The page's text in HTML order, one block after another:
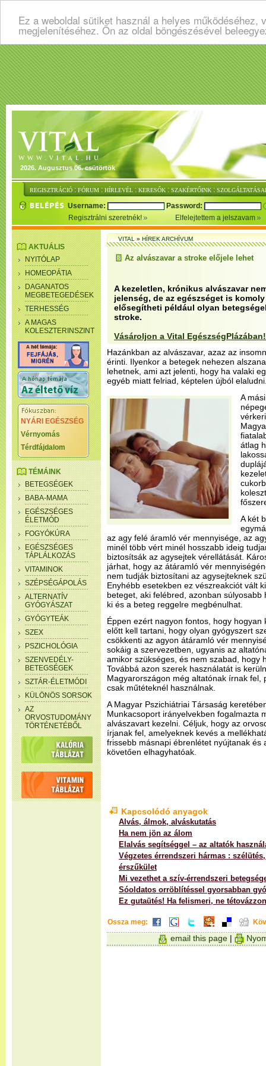
Ez a weboldal sütiket használ a helyes
megjelenítéséhez. Ön az oldal böngészésével
2026. Augusztus 06. csütörtök
REGISZTRÁCIÓ : FÓRUM : HÍRLEVÉL : KERESŐK : SZAKÉRTŐINK :
Username:
Password:
Regisztrálni szeretnék!
Elfelejtettem a jelszavam
AKTUÁLIS
NYITÓLAP
HOMEOPÁTIA
DAGANATOS
MEGBETEGEDÉSEK
TERHESSÉG
A MAGAS
KOLESZTERINSZINT
NYÁRI EGÉSZSÉG
Vérnyomás
Térdfájdalom
TÉMÁINK
BETEGSÉGEK
BABA-MAMA
EGÉSZSÉGES
ÉLETMÓD
FOGYÓKÚRA
EGÉSZSÉGES
TÁPLÁLKOZÁS
VITAMINOK
SZÉPSÉGÁPOLÁS
ALTERNATÍV
GYÓGYÁSZAT
GYÓGYTEÁK
SZEX
PSZICHOLÓGIA
SZENVEDÉLY-
BETEGSÉGEK
SZTÁR-ÉLETMÓDI
KÜLÖNÖS SORSOK
AZ
ORVOSTUDOMÁNY
TÖRTÉNETÉBŐL
VITAL»HÍREK ARCHÍVUM
Az alvászavar a stroke előjele lehet
A kezeletlen, krónikus alvászavar
jelenség, de az egészséget is
elősegítheti például olyan
stroke.
Vásároljon a Vital EgészségPlázában!
Hazánkban az alvászavar, azaz az
érinti. Ilyenkor a betegek nehezen
lehetnek, ami azt jelenti, hogy ha valaki
egyéb miatt felriad, képtelen újból
A
átlag
A két
az agy felé áramló vér mennyisége, az
minél több vért minél hosszabb ideig
biztosítsák az agysejtek vérellátását.
járhat, hogy az átáramló vér
nem tudják biztosítani az agysejteknek
Enyhébb esetekben ez vészreakciót vált
beteget, aki felébred, azonban
ki és a beteg reggelre megbénulhat.
Éppen ezért nagyon fontos, hogy hogyan
előtt kell tartani, hogy olyan gyógyszert
csökkenti az agyon átáramló vér
sokáig a szervezetben, ugyanis az
amikor szükséges, és nem szabad, hogy
Továbbá azon szerek használatát is
Magyarországon még altatónak írnak fel,
csak műtéteknél használnak.
A Magyar Pszichiátriai Társaság
Munkacsoport irányelvekben fogalmazta
alvászavart kezelni. Céljuk, hogy az
írjanak fel, amelyeknek kevés a
frissebb másnapi ébrenlétet nyújtanak és
követően elhagyhatóak.
Kapcsolódó anyagok
Alvás, álmok, alváskutatás
Ha nem jön az álom
Elalvás segítséggel – az altatók
Végzetes érrendszeri hármas :
érszűkület
Mi vezethet a szív-érrendszeri
Sóoldatos orröblítéssel gyorsabban
Ez gutaütés! Ha felismeri, ne
Ossza meg:
email this page |